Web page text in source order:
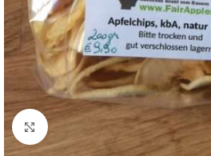
Klick zum Vergrößern